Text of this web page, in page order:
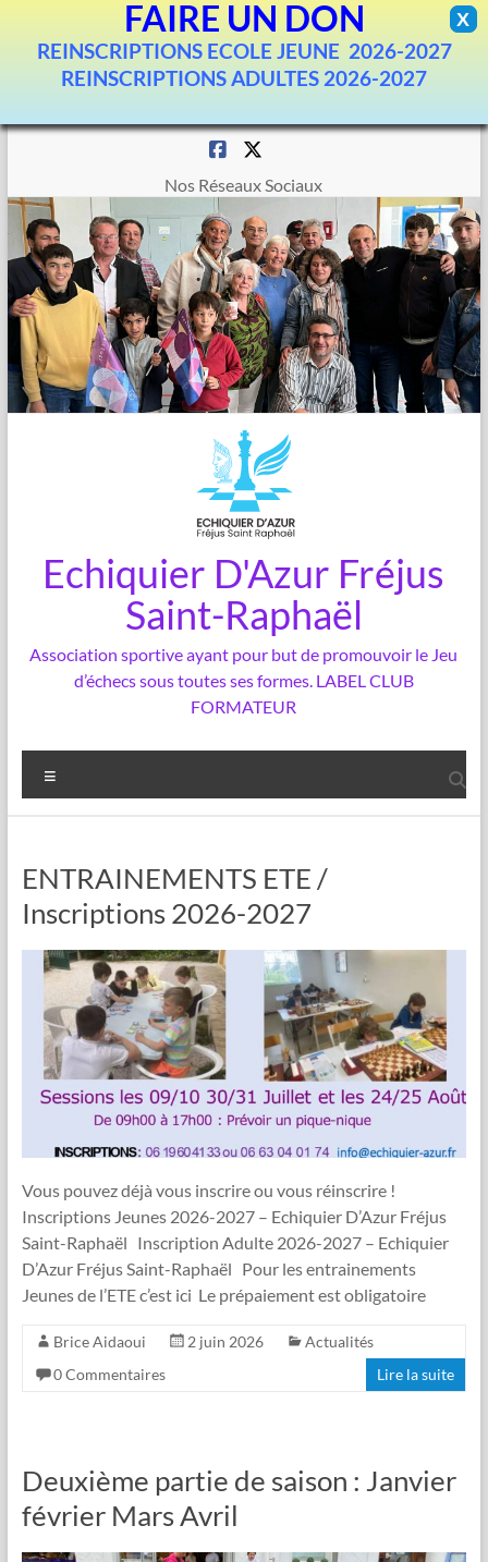
X
FAIRE UN DON
REINSCRIPTIONS ECOLE JEUNE 2026-2027
REINSCRIPTIONS ADULTES 2026-2027
Aller
Nos Réseaux Sociaux
Echiquier D'Azur Fréjus
Saint-Raphaël
Association sportive ayant pour but de promouvoir le Jeu
d’échecs sous toutes ses formes. LABEL CLUB
FORMATEUR
ENTRAINEMENTS ETE /
Inscriptions 2026-2027
Vous pouvez déjà vous inscrire ou vous réinscrire !
Inscriptions Jeunes 2026-2027 – Echiquier D’Azur Fréjus
Saint-Raphaël Inscription Adulte 2026-2027 – Echiquier
D’Azur Fréjus Saint-Raphaël Pour les entrainements
Jeunes de l’ETE c’est ici Le prépaiement est obligatoire
Brice Aidaoui 2 juin 2026
Actualités
0 Commentaires
Lire la suite
Deuxième partie de saison : Janvier
février Mars Avril